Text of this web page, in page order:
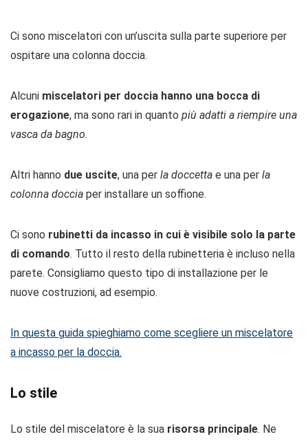
Ci sono miscelatori con un’uscita sulla parte superiore per
ospitare una colonna doccia.
Alcuni miscelatori per doccia hanno una bocca di
erogazione, ma sono rari in quanto più adatti a riempire una
vasca da bagno.
Altri hanno due uscite, una per la doccetta e una per la
colonna doccia per installare un soffione.
Ci sono rubinetti da incasso in cui è visibile solo la parte
di comando. Tutto il resto della rubinetteria è incluso nella
parete. Consigliamo questo tipo di installazione per le
nuove costruzioni, ad esempio.
In questa guida spieghiamo come scegliere un miscelatore
a incasso per la doccia.
Lo stile
Lo stile del miscelatore è la sua risorsa principale. Ne